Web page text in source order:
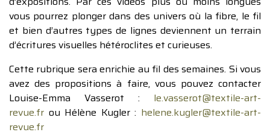
vous pourrez plonger dans des univers où la fibre, le fil
et bien d’autres types de lignes deviennent un terrain
d’écritures visuelles hétéroclites et curieuses.
Cette rubrique sera enrichie au fil des semaines. Si vous
avez des propositions à faire, vous pouvez contacter
Louise-Emma Vasserot : le.vasserot@textile-art-
revue.fr ou Hélène Kugler : helene.kugler@textile-art-
revue.fr